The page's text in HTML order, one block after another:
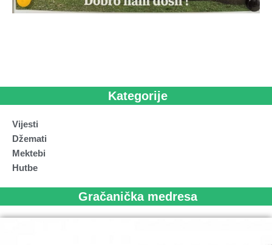
Kategorije
Vijesti
Džemati
Mektebi
Hutbe
Gračanička medresa